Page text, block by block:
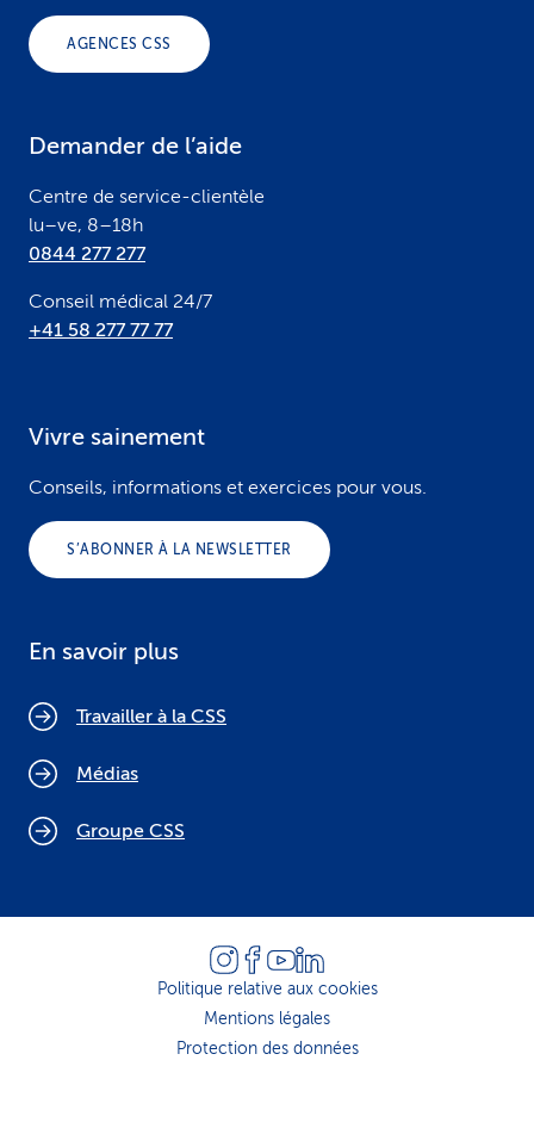
AGENCES CSS
Demander de l’aide
Centre de service-clientèle
lu–ve, 8–18h
0844 277 277
Conseil médical 24/7
+41 58 277 77 77
Vivre sainement
Conseils, informations et exercices pour vous.
S’ABONNER À LA NEWSLETTER
En savoir plus
Travailler à la CSS
Médias
Groupe CSS
Politique relative aux cookies
Mentions légales
Protection des données